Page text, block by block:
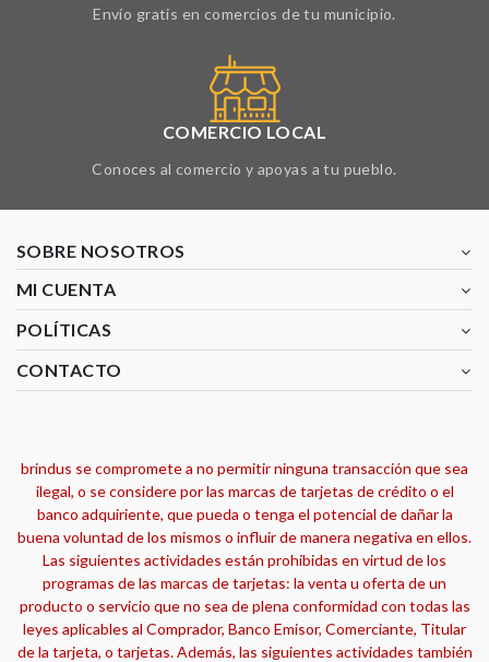
Envío gratis en comercios de tu municipio.
COMERCIO LOCAL
Conoces al comercio y apoyas a tu pueblo.
SOBRE NOSOTROS
MI CUENTA
POLÍTICAS
CONTACTO
brindus se compromete a no permitir ninguna transacción que sea
ilegal, o se considere por las marcas de tarjetas de crédito o el
banco adquiriente, que pueda o tenga el potencial de dañar la
buena voluntad de los mismos o influir de manera negativa en ellos.
Las siguientes actividades están prohibidas en virtud de los
programas de las marcas de tarjetas: la venta u oferta de un
producto o servicio que no sea de plena conformidad con todas las
leyes aplicables al Comprador, Banco Emisor, Comerciante, Titular
de la tarjeta, o tarjetas. Además, las siguientes actividades también